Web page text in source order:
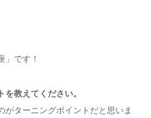
」です！
教えてください。
がターニングポイントだと思いま